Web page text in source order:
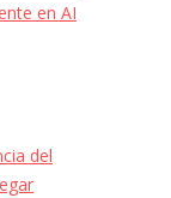
en AI
del